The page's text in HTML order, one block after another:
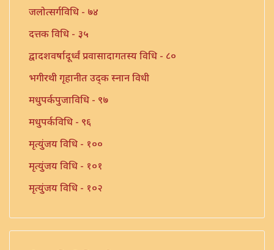
जलोत्सर्गविधि - ७४
दत्तक विधि - ३५
द्वादशवर्षादूर्ध्वं प्रवासादागतस्य विधि - ८०
भगीरथी गृहानीत उद्क स्नान विधी
मधुपर्कपुजाविधि - ९७
मधुपर्कविधि - ९६
मृत्युंजय विधि - १००
मृत्युंजय विधि - १०१
मृत्युंजय विधि - १०२
संन्यास प्रार्थना विधि - ७